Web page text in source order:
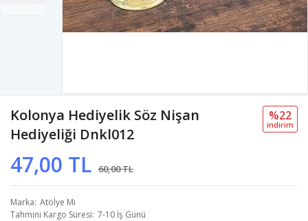
Kolonya Hediyelik Söz Nişan
Hediyeliği Dnkl012
47,00 TL 60,00 TL
%22
i̇ndi̇ri̇m
Marka Atölye Mi
Tahmini Kargo Süresi 7-10 İş Günü